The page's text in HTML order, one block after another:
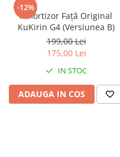
-12%
Amortizor Față Original
KuKirin G4 (Versiunea B)
199,00 Lei
175,00 Lei
IN STOC
ADAUGA IN COS